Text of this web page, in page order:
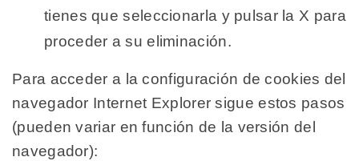
tienes que seleccionarla y pulsar la X para
proceder a su eliminación.
Para acceder a la configuración de cookies del
navegador Internet Explorer sigue estos pasos
(pueden variar en función de la versión del
navegador):